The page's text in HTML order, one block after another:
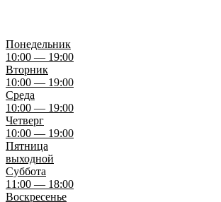
Понедельник
10:00 — 19:00
Вторник
10:00 — 19:00
Среда
10:00 — 19:00
Четверг
10:00 — 19:00
Пятница
выходной
Суббота
11:00 — 18:00
Воскресенье